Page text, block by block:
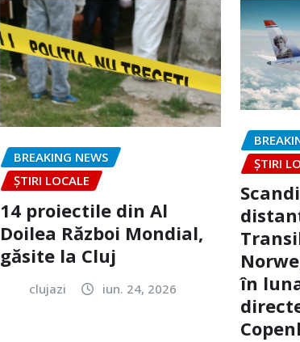
BREAKING NEWS
ȘTIRI LOCALE
14 proiectile din Al
Doilea Război Mondial,
găsite la Cluj
clujazi iun. 24, 2026
ȘTIRI
în